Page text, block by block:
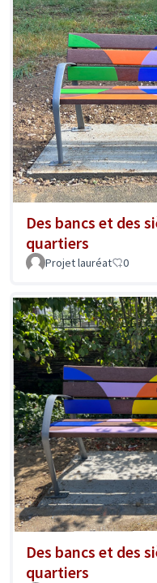
Des bancs et des
quartiers
Projet lauréat 0
Des bancs et des
quartiers